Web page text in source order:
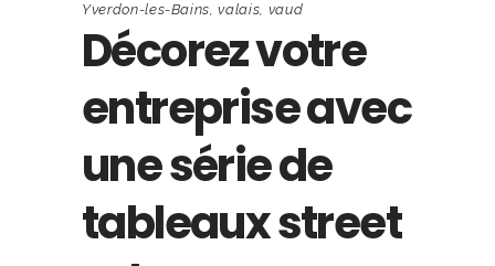
Yverdon-les-Bains,valais, vaud
Décorez votre
entreprise avec
une série de
tableaux street